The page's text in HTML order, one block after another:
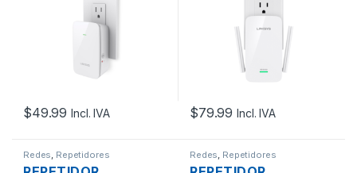
$49.99 Incl. IVA $79.99 Incl. IVA
Redes Repetidores Redes Repetidores